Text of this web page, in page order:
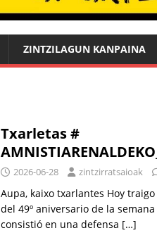
ZINTZILAGUN KANPAINA
Txarletas #
2026-06-28 zintzirratsaioak
Aupa, kaixo txarlantes Hoy
del 49º aniversario de la
consistió en una defensa […]